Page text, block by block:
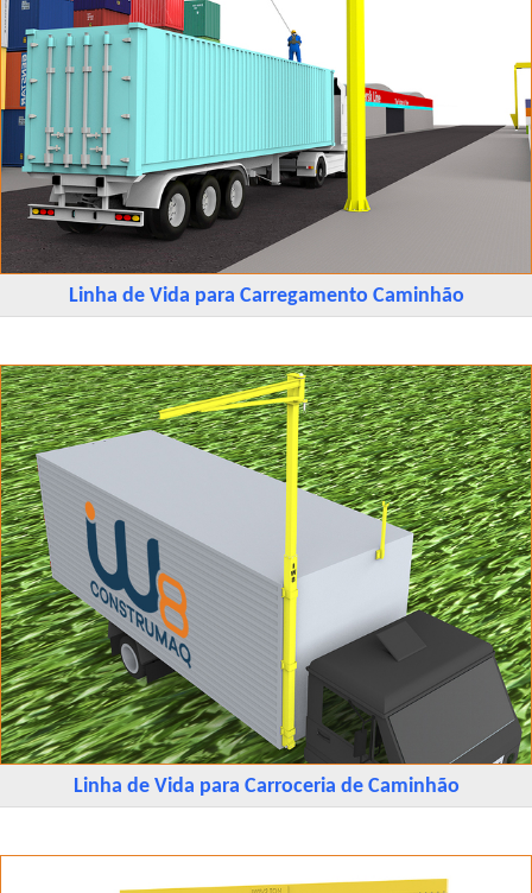
Linha de Vida para Carregamento Caminhão
Linha de Vida para Carroceria de Caminhão